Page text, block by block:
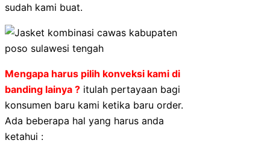
sudah kami buat.
Mengapa harus pilih konveksi kami di
banding lainya ? itulah pertayaan bagi
konsumen baru kami ketika baru order.
Ada beberapa hal yang harus anda
ketahui :